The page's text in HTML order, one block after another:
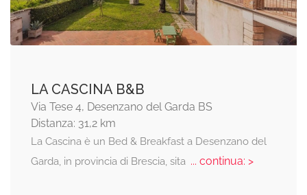
LA CASCINA B&B
Via Tese 4, Desenzano del Garda BS
Distanza: 31,2 km
La Cascina è un Bed & Breakfast a Desenzano del
Garda, in provincia di Brescia, sita... continua: >